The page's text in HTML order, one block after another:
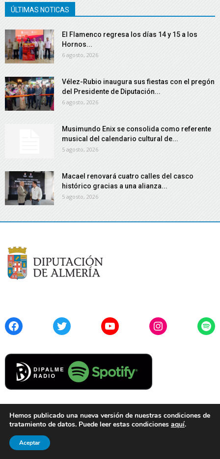
ÚLTIMAS NOTICAS
El Flamenco regresa los días 14 y 15 a los
Hornos...
6 agosto, 2026
Vélez-Rubio inaugura sus fiestas con el pregón
del Presidente de Diputación...
6 agosto, 2026
Musimundo Enix se consolida como referente
musical del calendario cultural de...
5 agosto, 2026
Macael renovará cuatro calles del casco
histórico gracias a una alianza...
5 agosto, 2026
FacebookTwitter YouTubeInstagram
Cookies
© 2021 Diputación de Almería. Todos los derechos reservados.
Hemos publicado una nueva versión de nuestras condiciones de
tratamiento de datos. Puede leer estas condiciones aquí.
Aceptar